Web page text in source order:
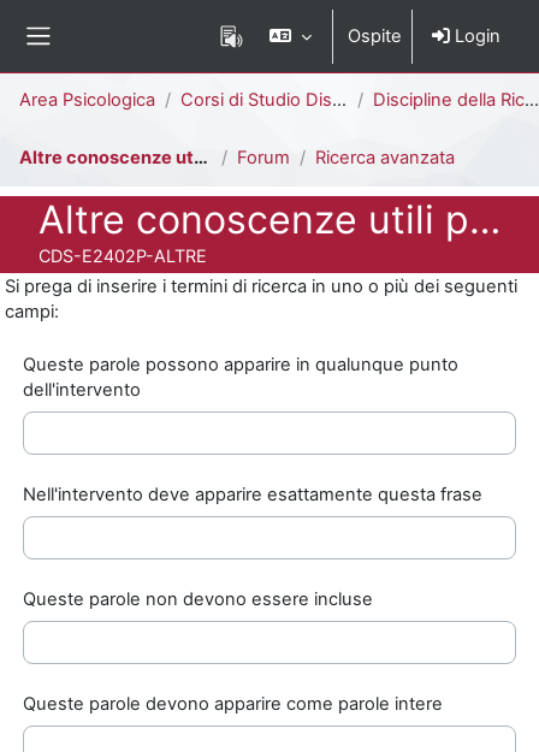
Ospite Login
Area Psicologica Corsi di Studio Disattivati Discipline della Ricerca Psicologico Sociale [E2402P]
Altre conoscenze utili per il mondo del lavoro Forum Ricerca avanzata
Titolo del corso Altre conoscenze utili per il mondo del lavoro
Codice identificativo del corso
CDS-E2402P-ALTRE
Si prega di inserire i termini di ricerca in uno o più dei seguenti
campi:
Queste parole possono apparire in qualunque punto
dell'intervento
Nell'intervento deve apparire esattamente questa frase
Queste parole non devono essere incluse
Queste parole devono apparire come parole intere